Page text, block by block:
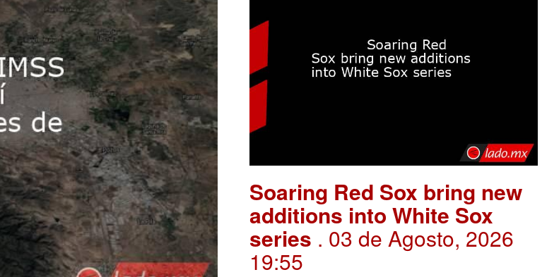
Soaring Red Sox bring new
additions into White Sox
series . 03 de Agosto, 2026
19:55